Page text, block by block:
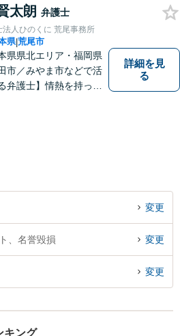
まいります。お気軽に
を！
太朗 弁護士
法人ひのくに 荒尾事務所
県|荒尾市
県県北エリア・福岡県
市／みやま市などで活
弁護士】情熱を持って
詳細を見
る
変更
、名誉毀損 変更
変更
キング